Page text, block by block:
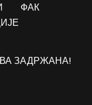
ФАК
ЗАДРЖАНА!